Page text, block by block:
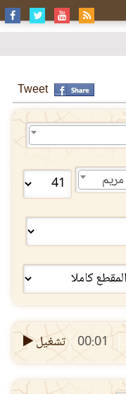
Tweet
00:01 تشغيل